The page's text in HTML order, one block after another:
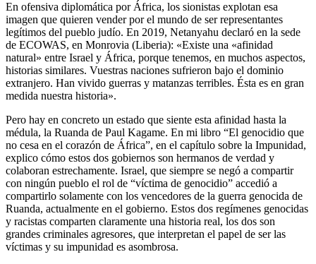
En ofensiva diplomática por África, los sionistas explotan esa
imagen que quieren vender por el mundo de ser representantes
legítimos del pueblo judío. En 2019, Netanyahu declaró en la sede
de ECOWAS, en Monrovia (Liberia): «Existe una «afinidad
natural» entre Israel y África, porque tenemos, en muchos aspectos,
historias similares. Vuestras naciones sufrieron bajo el dominio
extranjero. Han vivido guerras y matanzas terribles. Ésta es en gran
medida nuestra historia».
Pero hay en concreto un estado que siente esta afinidad hasta la
médula, la Ruanda de Paul Kagame. En mi libro “El genocidio que
no cesa en el corazón de África”, en el capítulo sobre la Impunidad,
explico cómo estos dos gobiernos son hermanos de verdad y
colaboran estrechamente. Israel, que siempre se negó a compartir
con ningún pueblo el rol de “víctima de genocidio” accedió a
compartirlo solamente con los vencedores de la guerra genocida de
Ruanda, actualmente en el gobierno. Estos dos regímenes genocidas
y racistas comparten claramente una historia real, los dos son
grandes criminales agresores, que interpretan el papel de ser las
víctimas y su impunidad es asombrosa.